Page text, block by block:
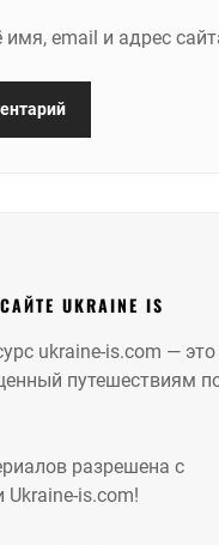
имя, email и адрес
UKRAINE IS
ukraine-is.com —
путешествиям
разрешена с
is.com!